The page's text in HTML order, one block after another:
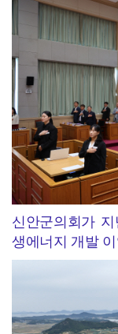
신안군의회가
생에너지 개발